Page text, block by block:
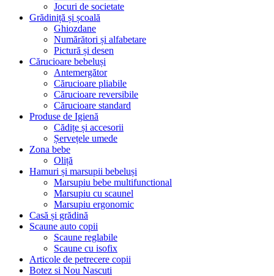
Jocuri de societate
Grădiniță și școală
Ghiozdane
Numărători și alfabetare
Pictură și desen
Cărucioare bebeluși
Antemergător
Cărucioare pliabile
Cărucioare reversibile
Cărucioare standard
Produse de Igienă
Cădițe și accesorii
Șervețele umede
Zona bebe
Oliță
Hamuri și marsupii bebeluși
Marsupiu bebe multifunctional
Marsupiu cu scaunel
Marsupiu ergonomic
Casă și grădină
Scaune auto copii
Scaune reglabile
Scaune cu isofix
Articole de petrecere copii
Botez si Nou Nascuti